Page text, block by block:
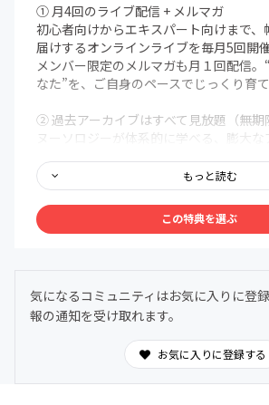
① 月4回のライブ配信 + メルマガ
初心者向けからエキスパート向けまで
届けするオンラインライブを毎月5回開催
メンバー限定のメルマガも月１回配信
なた”を、ご自身のペースでじっくり育て
② 過去アーカイブはすべて見放題（無期
ヌーソロジーが体系的に学べる、膨大
も、どこでも、自分の好きなタイミング
す。
③ メンバー限定Discordコミュニティ
わからないことは気軽に質問OK。日常
を共有できます。
もっと読む
この特典を選ぶ
気になるコミュニティはお気に入りに登
報の通知を受け取れます。
お気に入りに登録する